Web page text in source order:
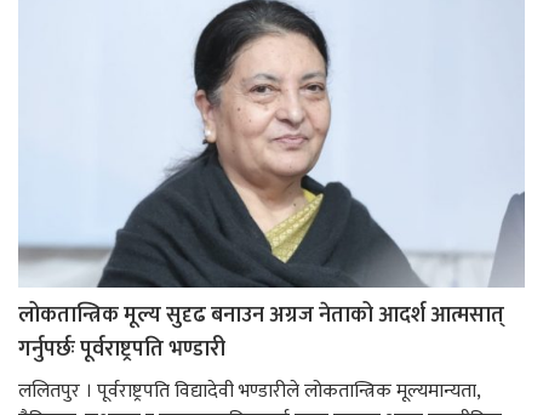
लोकतान्त्रिक मूल्य सुदृढ बनाउन अग्रज नेताको आदर्श आत्मसात्
गर्नुपर्छः पूर्वराष्ट्रपति भण्डारी
ललितपुर । पूर्वराष्ट्रपति विद्यादेवी भण्डारीले लोकतान्त्रिक मूल्यमान्यता,